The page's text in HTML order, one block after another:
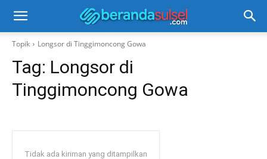
Topik Longsor di Tinggimoncong Gowa
Tag: Longsor di
Tinggimoncong Gowa
Tidak ada kiriman yang ditampilkan